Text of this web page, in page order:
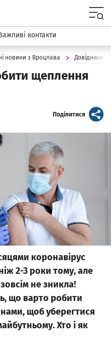
wroclaw.pl
контакти
новини з Вроцлава Довідники
щеплення
Поділитися artykuł
коронавірус
2-3 роки тому, але
не зникла!
що варто робити
щоб уберегтися
Хто і як